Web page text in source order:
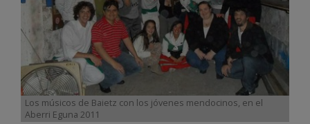
Los músicos de Baietz con los jóvenes mendocinos, en el
Aberri Eguna 2011